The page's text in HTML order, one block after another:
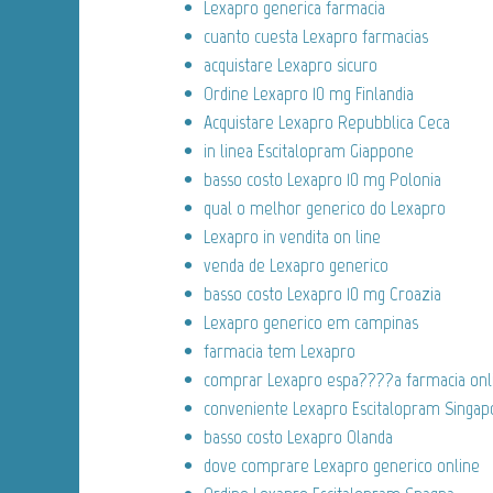
Lexapro generica farmacia
cuanto cuesta Lexapro farmacias
acquistare Lexapro sicuro
Ordine Lexapro 10 mg Finlandia
Acquistare Lexapro Repubblica Ceca
in linea Escitalopram Giappone
basso costo Lexapro 10 mg Polonia
qual o melhor generico do Lexapro
Lexapro in vendita on line
venda de Lexapro generico
basso costo Lexapro 10 mg Croazia
Lexapro generico em campinas
farmacia tem Lexapro
comprar Lexapro espa????a farmacia
conveniente Lexapro Escitalopram
basso costo Lexapro Olanda
dove comprare Lexapro generico online